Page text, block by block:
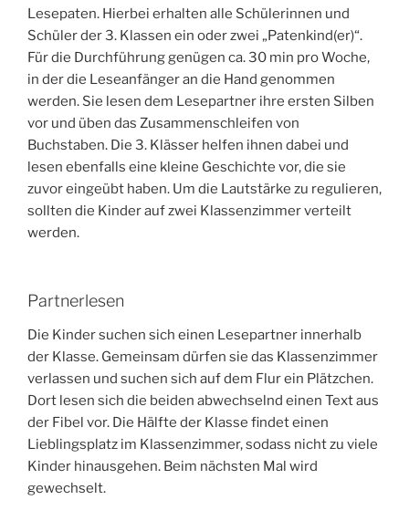
Lesepaten. Hierbei erhalten alle Schülerinnen und
Schüler der 3. Klassen ein oder zwei „Patenkind(er)“.
Für die Durchführung genügen ca. 30 min pro Woche,
in der die Leseanfänger an die Hand genommen
werden. Sie lesen dem Lesepartner ihre ersten Silben
vor und üben das Zusammenschleifen von
Buchstaben. Die 3. Klässer helfen ihnen dabei und
lesen ebenfalls eine kleine Geschichte vor, die sie
zuvor eingeübt haben. Um die Lautstärke zu regulieren,
sollten die Kinder auf zwei Klassenzimmer verteilt
werden.
Partnerlesen
Die Kinder suchen sich einen Lesepartner innerhalb
der Klasse. Gemeinsam dürfen sie das Klassenzimmer
verlassen und suchen sich auf dem Flur ein Plätzchen.
Dort lesen sich die beiden abwechselnd einen Text aus
der Fibel vor. Die Hälfte der Klasse findet einen
Lieblingsplatz im Klassenzimmer, sodass nicht zu viele
Kinder hinausgehen. Beim nächsten Mal wird
gewechselt.